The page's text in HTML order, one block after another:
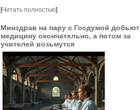
[Читать полностью]
Минздрав на пару с Госдумой добьют
медицину окончательно, а потом за
учителей возьмутся